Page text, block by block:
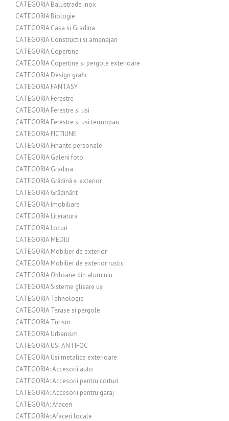
CATEGORIA Balustrade inox
CATEGORIA Biologie
CATEGORIA Casa si Gradina
CATEGORIA Constructii si amenajari
CATEGORIA Copertine
CATEGORIA Copertine si pergole exterioare
CATEGORIA Design grafic
CATEGORIA FANTASY
CATEGORIA Ferestre
CATEGORIA Ferestre si usi
CATEGORIA Ferestre si usi termopan
CATEGORIA FICȚIUNE
CATEGORIA Finante personale
CATEGORIA Galerii foto
CATEGORIA Gradina
CATEGORIA Grădină și exterior
CATEGORIA Grădinărit
CATEGORIA Imobiliare
CATEGORIA Literatura
CATEGORIA Locuri
CATEGORIA MEDIU
CATEGORIA Mobilier de exterior
CATEGORIA Mobilier de exterior rustic
CATEGORIA Obloane din aluminiu
CATEGORIA Sisteme glisare uși
CATEGORIA Tehnologie
CATEGORIA Terase si pergole
CATEGORIA Turism
CATEGORIA Urbanism
CATEGORIA USI ANTIFOC
CATEGORIA Usi metalice exterioare
CATEGORIA: Accesorii auto
CATEGORIA: Accesorii pentru corturi
CATEGORIA: Accesorii pentru garaj
CATEGORIA: Afaceri
CATEGORIA: Afaceri locale